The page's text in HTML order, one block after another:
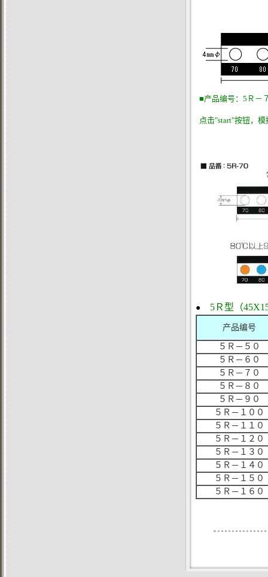
■产品编号：5Ｒ－
点击"start"按钮，
●5Ｒ型（
产品编号
５Ｒ－５０
５Ｒ－６０
５Ｒ－７０
５Ｒ－８０
５Ｒ－９０
５Ｒ－１００
５Ｒ－１１０
５Ｒ－１２０
５Ｒ－１３０
５Ｒ－１４０
５Ｒ－１５０
５Ｒ－１６０